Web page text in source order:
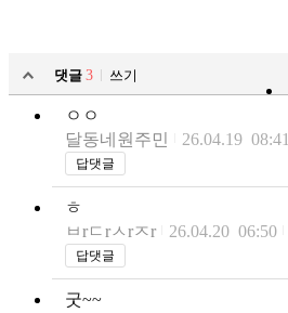
댓글 3
쓰기
ㅇㅇ
달동네원주민
26.04.19 08:41
답댓글
ㅎ
ㅂrㄷrㅅrㅈr
26.04.20 06:50
답댓글
굿~~